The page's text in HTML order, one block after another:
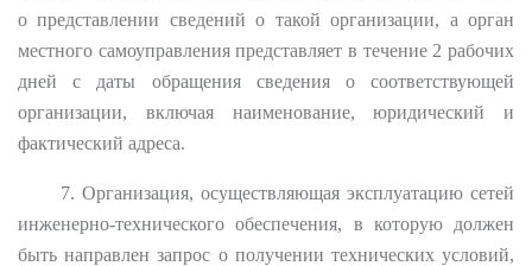
о представлении сведений о такой организации, а орган
местного самоуправления представляет в течение 2 рабочих
дней с даты обращения сведения о соответствующей
организации, включая наименование, юридический и
фактический адреса.
7. Организация, осуществляющая эксплуатацию сетей
инженерно-технического обеспечения, в которую должен
быть направлен запрос о получении технических условий,